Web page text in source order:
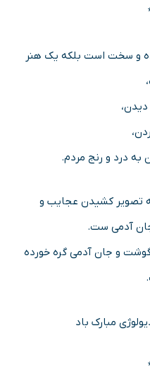
و سخت است بلکه یک هنر
درد و رنج مردم.
تصویر کشیدن عجایب و
آدمی ست.
و جان آدمی گره خورده